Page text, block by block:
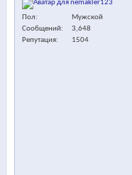
Пол
Мужской
Сообщений
3,648
Репутация
1504